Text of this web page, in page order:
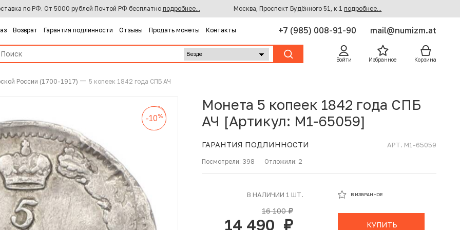
по РФ. От 5000 рублей Почтой РФ бесплатно подробнее... Москва, Проспект Будённого 51, к 1 подробнее...
Возврат Гарантия подлинности Отзывы Продать монеты Контакты +7 (985) 008-91-90 mail@numizm.at
Войти Избранное Корзина
России (1700-1917) 5 копеек 1842 года СПБ АЧ
-10%
-10%
-10%
Монета 5 копеек 1842 года СПБ
АЧ [Артикул: M1-65059]
ГАРАНТИЯ ПОДЛИННОСТИ АРТ. M1-65059
Посмотрели: 398 Отложили: 2
В НАЛИЧИИ 1 ШТ.
16 100руб.
14 490
В ИЗБРАННОЕ
КУПИТЬ